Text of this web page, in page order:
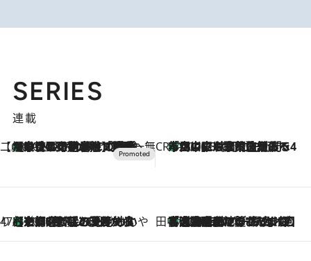
SERIES
連載
【CREA×星野リゾート】唯一無二。癒しと発見が待つ場所へ
2026.8.7
【トンボの足水浴】ヒノキの香りに包まれて涼感マックス！約13℃の湧水かけ流しを避暑地「星野温泉 トンボの湯」で体験 CREA'S CHOICE
2026.8.7
「立川にも歌舞伎があるんだよ」 片岡仁左衛門・市川中車ら豪華座組みで4年目の立川立飛歌舞伎へ
47都道府県の手みやげ ひんやりスイーツで夏を満喫
2026.8.7
【京都府】この夏絶対食べたい 冷やしておいしいおやつ3選 ひと口目から心を掴む新緑のテリーヌ 田中稲の勝手に再ブーム
2026.8.7
「湘南乃風に憧れて」観客大盛上がりの“タオル回し”に、ラッパー顔負けの高速歌唱まで…さだまさし（74）のアグレッシブすぎる現在地